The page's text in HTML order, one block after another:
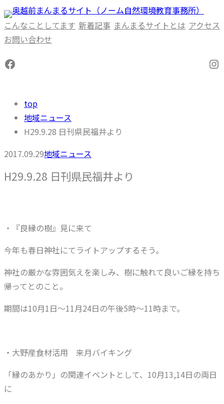
内
容
を
キ
こんなことしてます 新着記事 まんまるサイトとは アクセス
お問い合わせ
Facebook
top
地域ニュース
H29.9.28 日刊県民福井より
2017.09.29地域ニュース
H29.9.28 日刊県民福井より
・『良縁の樹』見に来て
今年も春日神社にてライトアップするそう。
神社の厳かな雰囲気えを楽しみ、樹に触れて良いご縁を持ち
帰ってとのこと。
期間は10月1日～11月24日の午後5時～11時まで。
・大野産食材活用 来月バイキング
「縁のあかり」の関連イベントとして、10月13,14日の両日
に